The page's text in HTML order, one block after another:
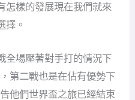
怎樣的發展現在我們就來
擇。
全場壓著對手打的情況下
第二戰也是在佔有優勢下
他們世界盃之旅已經結束